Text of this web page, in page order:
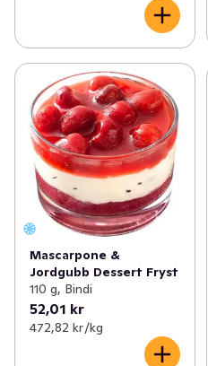
Glass & glasstillbehör (227)
✓ Fryst bröd & dessert (68)
✓ Is (3)
Mascarpone &
Jordgubb Dessert Fryst
110 g, Bindi
52,01 kr
472,82 kr /kg